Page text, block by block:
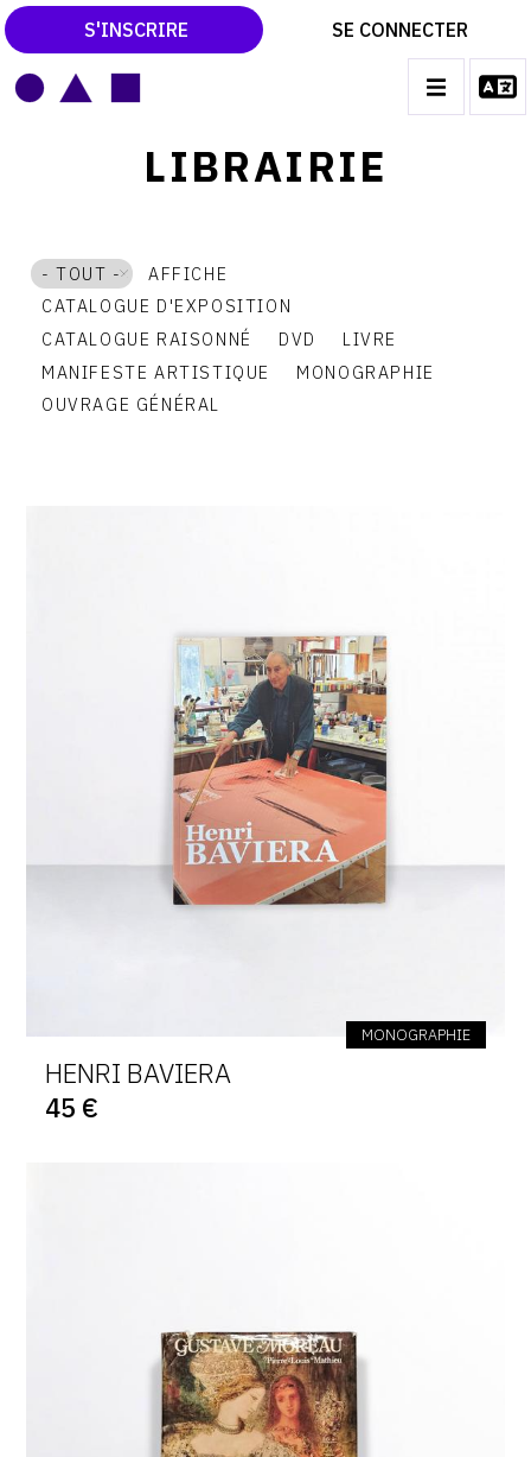
S'INSCRIRE SE CONNECTER
CATALOGUES RAISONNÉS
LES VERNISSAGES
ARCHIVES DES EXPOSITIONS
ACTUALITÉS DU MONDE DE L'ART
LIBRAIRIE : LIVRES & CATALOGUES
ABONNEMENTS DÉDIÉS AUX GALERISTES
CRÉER SON SITE ARTISTE
CRÉER SON CATALOGUE D'EXPO
PUBLIER SES EXPOSITIONS
DEVENIR CONTRIBUTEUR
À PROPOS D'OAM
INSTAGRAM
FACEBOOK
TWITTER
LIBRAIRIE
- TOUT -
AFFICHE
CATALOGUE D'EXPOSITION
CATALOGUE RAISONNÉ
DVD
LIVRE
MANIFESTE ARTISTIQUE
MONOGRAPHIE
OUVRAGE GÉNÉRAL
MONOGRAPHIE
HENRI BAVIERA
45 €